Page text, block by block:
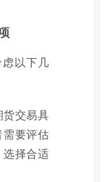
以下几
货交易具
要评估
选择合适